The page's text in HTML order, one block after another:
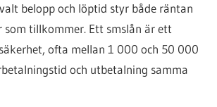
belopp och löptid styr både räntan
som tillkommer. Ett smslån är ett
ofta mellan 1 000 och 50 000
och utbetalning samma